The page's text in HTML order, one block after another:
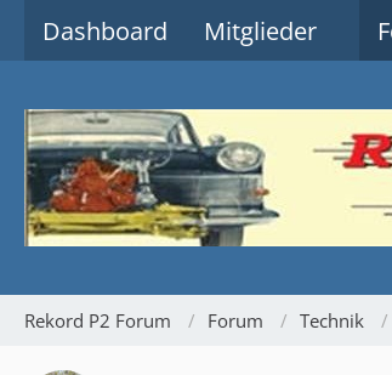
Dashboard Mitglieder
Rekord P2 Forum Forum Technik